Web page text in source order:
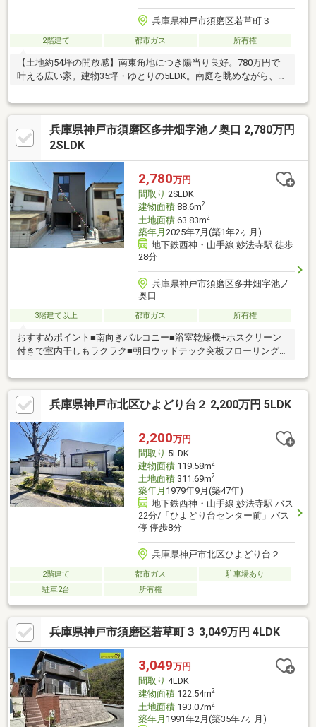
兵庫県神戸市須磨区若草町３
2階建て 都市ガス 所有権
【土地約54坪の開放感】南東角地につき陽当り良好。780万円で
叶える広い家。建物35坪・ゆとりの5LDK。南庭を眺めながら、自
方公道に面した角地。広いお庭でガーデニングや菜園も楽しめま
す。◎ 【全室収納×5LDK】 建物面積35坪のボリューム。余裕の間
取り。◎ 【ゆとりの敷地】 約54坪の広大な敷地。隣家との距離も
あり、開放感に包まれた住環境。◎ 【快適な設備】 1・2階の両方
軽にお問い合わせくださいませ。土日祝・平日の仕事帰りでも見
学可能です♪
兵庫県神戸市須磨区多井畑字池ノ奥口 2,780万円
2SLDK
2,780万円
間取り 2SLDK
建物面積88.6m2
土地面積63.83m2
築年月 2025年7月(築1年2ヶ月)
地下鉄西神・山手線 妙法寺駅 徒歩
28分
兵庫県神戸市須磨区多井畑字池ノ
奥口
3階建て以上 都市ガス 所有権
おすすめポイント■南向きバルコニー■浴室乾燥機+ホスクリーン
付きで室内干しもラクラク■朝日ウッドテック突板フローリング
ストアコスモス 多井畑店まで 徒歩約6分
兵庫県神戸市北区ひよどり台２ 2,200万円 5LDK
2,200万円
間取り 5LDK
建物面積119.58m2
土地面積311.69m2
築年月 1979年9月(築47年)
地下鉄西神・山手線 妙法寺駅 バス
22分/「ひよどり台センター前」バス
停 停歩8分
兵庫県神戸市北区ひよどり台２
2階建て 都市ガス
駐車場あり
駐車2台
所有権
兵庫県神戸市須磨区若草町３ 3,049万円 4LDK
3,049万円
間取り 4LDK
建物面積122.54m2
土地面積193.07m2
築年月 1991年2月(築35年7ヶ月)